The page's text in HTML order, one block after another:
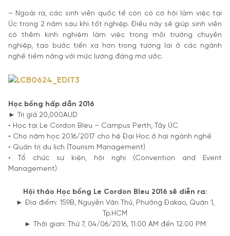
– Ngoài ra, các sinh viên quốc tế còn có cơ hội làm việc tại
Úc trong 2 năm sau khi tốt nghiệp. Điều này sẽ giúp sinh viên
có thêm kinh nghiệm làm việc trong môi trường chuyên
nghiệp, tạo bước tiến xa hơn trong tương lai ở các ngành
nghề tiềm năng với mức lương đáng mơ ước.
Học bổng hấp dẫn 2016
► Trị giá 20,000AUD
• Học tại Le Cordon Bleu – Campus Perth, Tây ÚC
• Cho năm học 2016/2017 cho hệ Đại Học ở hai ngành nghề
• Quản trị du lịch (Tourism Management)
• Tổ chức sự kiện, hội nghị (Convention and Event
Management)
Hội thảo Học bổng Le Cordon Bleu 2016 sẽ diễn ra:
► Địa điểm: 159B, Nguyễn Văn Thủ, Phường Đakao, Quận 1,
Tp.HCM
► Thời gian: Thứ 7, 04/06/2016, 11.00 AM đến 12.00 PM